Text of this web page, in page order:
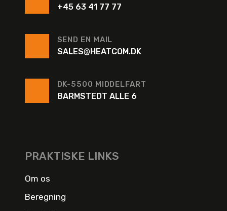
+45 63 41 77 77
SEND EN MAIL
SALES@HEATCOM.DK
DK-5500 MIDDELFART
BARMSTEDT ALLE 6
PRAKTISKE LINKS
Om os
Beregning